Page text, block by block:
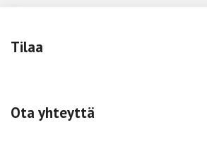
Tilaa
Ota yhteyttä